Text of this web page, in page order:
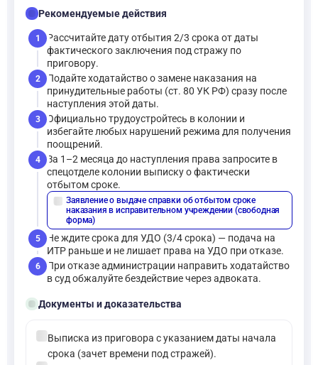
checklistРекомендуемые действия
1
Рассчитайте дату отбытия 2/3 срока от даты
фактического заключения под стражу по
приговору.
2
Подайте ходатайство о замене наказания на
принудительные работы (ст. 80 УК РФ) сразу после
наступления этой даты.
3
Официально трудоустройтесь в колонии и
избегайте любых нарушений режима для получения
поощрений.
4
За 1–2 месяца до наступления права запросите в
спецотделе колонии выписку о фактически
отбытом сроке.
Заявление о выдаче справки об отбытом сроке
наказания в исправительном учреждении (свободная
форма)
5
Не ждите срока для УДО (3/4 срока) — подача на
ИТР раньше и не лишает права на УДО при отказе.
6
При отказе администрации направить ходатайство
в суд обжалуйте бездействие через адвоката.
folder_openДокументы и доказательства
Выписка из приговора с указанием даты начала
срока (зачет времени под стражей).